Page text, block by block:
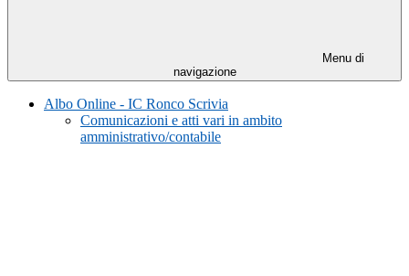
Menu di
navigazione
Albo Online - IC Ronco Scrivia
Comunicazioni e atti vari in ambito
amministrativo/contabile